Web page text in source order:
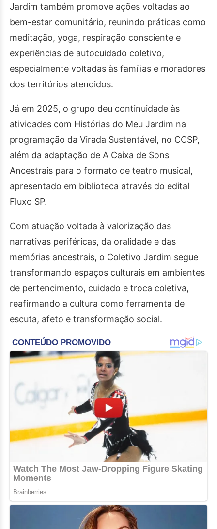
Jardim também promove ações voltadas ao
bem-estar comunitário, reunindo práticas como
meditação, yoga, respiração consciente e
experiências de autocuidado coletivo,
especialmente voltadas às famílias e moradores
dos territórios atendidos.
Já em 2025, o grupo deu continuidade às
atividades com Histórias do Meu Jardim na
programação da Virada Sustentável, no CCSP,
além da adaptação de A Caixa de Sons
Ancestrais para o formato de teatro musical,
apresentado em biblioteca através do edital
Fluxo SP.
Com atuação voltada à valorização das
narrativas periféricas, da oralidade e das
memórias ancestrais, o Coletivo Jardim segue
transformando espaços culturais em ambientes
de pertencimento, cuidado e troca coletiva,
reafirmando a cultura como ferramenta de
escuta, afeto e transformação social.